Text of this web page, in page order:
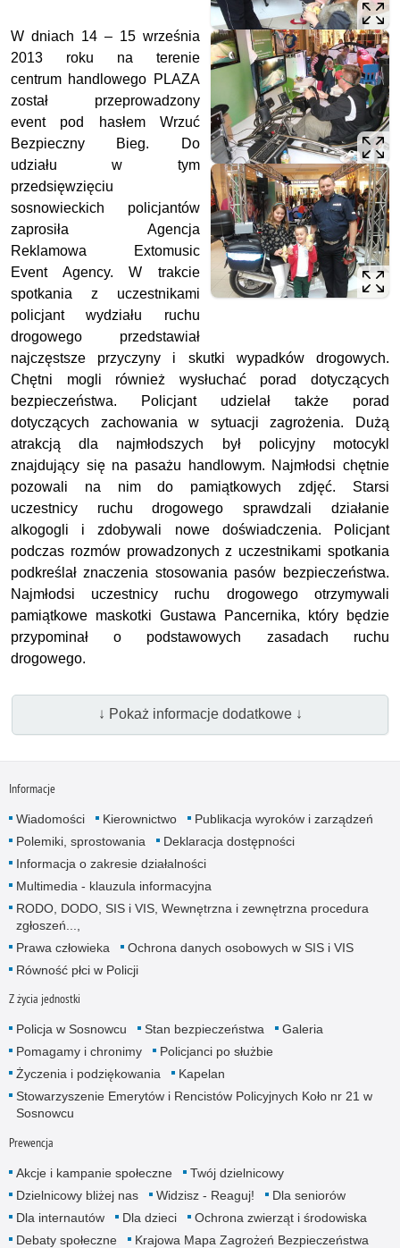
W dniach 14 – 15 września
2013 roku na terenie
centrum handlowego PLAZA
został przeprowadzony
event pod hasłem Wrzuć
Bezpieczny Bieg. Do
udziału w tym
przedsięwzięciu
sosnowieckich policjantów
zaprosiła Agencja
Reklamowa Extomusic
Event Agency. W trakcie
spotkania z uczestnikami
policjant wydziału ruchu
drogowego przedstawiał
najczęstsze przyczyny i skutki wypadków drogowych.
Chętni mogli również wysłuchać porad dotyczących
bezpieczeństwa. Policjant udzielał także porad
dotyczących zachowania w sytuacji zagrożenia. Dużą
atrakcją dla najmłodszych był policyjny motocykl
znajdujący się na pasażu handlowym. Najmłodsi chętnie
pozowali na nim do pamiątkowych zdjęć. Starsi
uczestnicy ruchu drogowego sprawdzali działanie
alkogogli i zdobywali nowe doświadczenia. Policjant
podczas rozmów prowadzonych z uczestnikami spotkania
podkreślał znaczenia stosowania pasów bezpieczeństwa.
Najmłodsi uczestnicy ruchu drogowego otrzymywali
pamiątkowe maskotki Gustawa Pancernika, który będzie
przypominał o podstawowych zasadach ruchu
drogowego.
↓ Pokaż informacje dodatkowe ↓
Informacje
Wiadomości Kierownictwo
Publikacja wyroków i zarządzeń
Polemiki, sprostowania
Deklaracja dostępności
Informacja o zakresie działalności
Multimedia - klauzula informacyjna
RODO, DODO, SIS i VIS, Wewnętrzna i zewnętrzna procedura
zgłoszeń...,
Prawa człowieka
Ochrona danych osobowych w SIS i VIS
Równość płci w Policji
Z życia jednostki
Policja w Sosnowcu Stan bezpieczeństwa
Galeria
Pomagamy i chronimy
Policjanci po służbie
Życzenia i podziękowania
Kapelan
Stowarzyszenie Emerytów i Rencistów Policyjnych Koło nr 21 w
Sosnowcu
Prewencja
Akcje i kampanie społeczne
Twój dzielnicowy
Dzielnicowy bliżej nas
Widzisz - Reaguj!
Dla seniorów
Dla internautów
Dla dzieci
Ochrona zwierząt i środowiska
Debaty społeczne
Krajowa Mapa Zagrożeń Bezpieczeństwa